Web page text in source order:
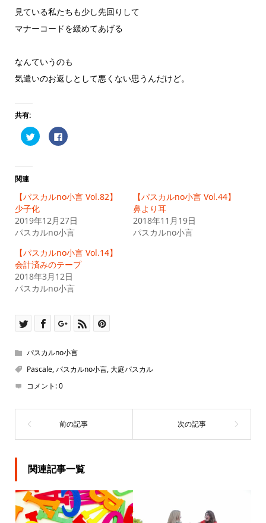
見ている私たちも少し先回りして
マナーコードを緩めてあげる
なんていうのも
気遣いのお返しとして悪くない思うんだけど。
共有:
ク
リ
有
(新
し
い
ウ
ィ
ド
ウ
で
開
き
ま
す)
Facebook
で
ク
リ
し
て
く
さ
い
(新
い
ウ
ィ
ウ
で
開
き
す)
関連
【パスカルno小言 Vol.82】
少子化
2019年12月27日
パスカルno小言
【パスカルno小言 Vol.44】
鼻より耳
2018年11月19日
パスカルno小言
【パスカルno小言 Vol.14】
会計済みのテープ
2018年3月12日
パスカルno小言
パスカルno小言
Pascale,パスカルno小言,大庭パスカル
コメント:0
関連記事一覧